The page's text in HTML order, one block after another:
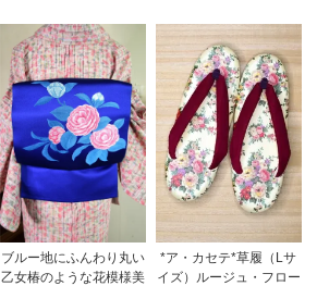
ブルー地にふんわり丸い
乙女椿のような花模様美
*ア・カセテ*草履（Lサ
イズ）ルージュ・フロー